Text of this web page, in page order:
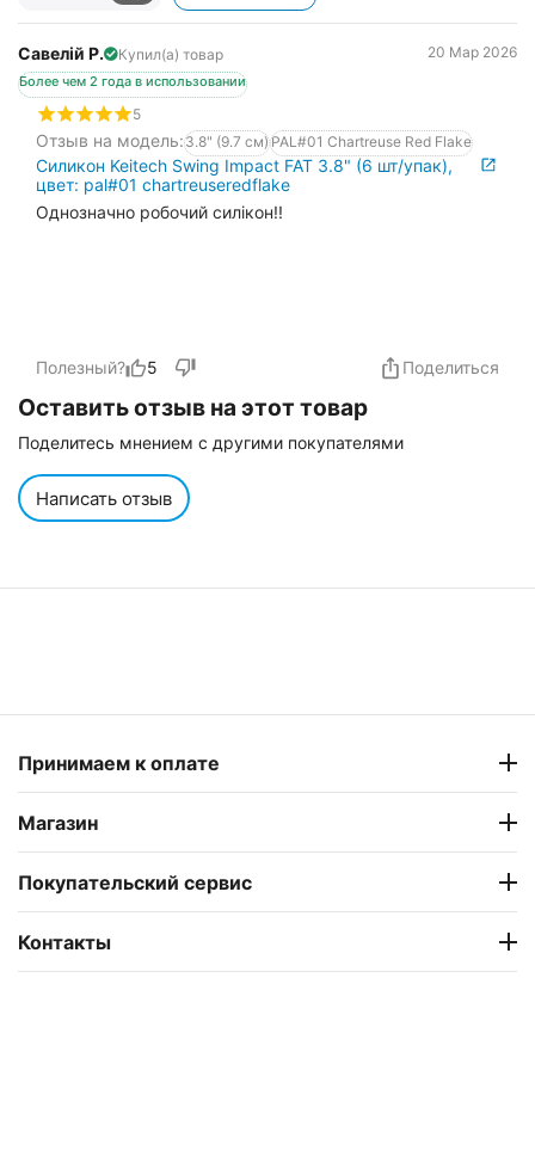
Савелій Р. Купил(а) товар
Более чем 2 года в использовании
20 Мар 2026
5
Отзыв на модель:3.8" (9.7 см)PAL#01 Chartreuse Red Flake
Силикон Keitech Swing Impact FAT 3.8" (6 шт/упак),
цвет: pal#01 chartreuseredflake
Однозначно робочий силікон!!
Полезный? 5 Поделиться
Оставить отзыв на этот товар
Поделитесь мнением с другими покупателями
Написать отзыв
Принимаем к оплате
Магазин
Покупательский сервис
Контакты